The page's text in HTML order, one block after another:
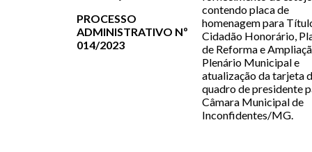
PROCESSO
ADMINISTRATIVO Nº
014/2023
contendo placa de
homenagem para
Cidadão Honorário,
de Reforma e
Plenário Municipal e
atualização da tarjeta
quadro de presidente
Câmara Municipal de
Inconfidentes/MG.